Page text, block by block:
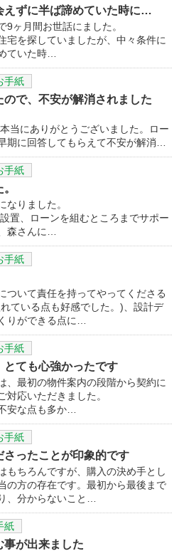
えずに半ば諦めていた時に…
9ヶ月間お世話にました。
宅を探していましたが、中々条件に
ていた時…
手紙
で、不安が解消されました
当にありがとうございました。ロー
期に回答してもらえて不安が解消…
手紙
なりました。
置、ローンを組むところまでサポー
森さんに…
手紙
ついて責任を持ってやってくださる
ている点も好感でした。)、設計デ
りができる点に…
手紙
ても心強かったです
、最初の物件案内の段階から契約に
応いただきました。
安な点も多か…
手紙
ったことが印象的です
もちろんですが、購入の決め手とし
の方の存在です。最初から最後まで
、分からないこと…
紙
事が出来ました